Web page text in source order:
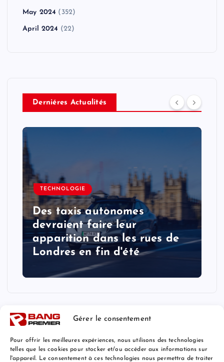
Gérer le consentement
Pour offrir les meilleures expériences, nous utilisons des technologies
telles que les cookies pour stocker et/ou accéder aux informations sur
l'appareil. Le consentement à ces technologies nous permettra de traiter
May 2024 (352)
April 2024 (22)
Derniéres Actualités
TECHNOLOGIE
Des taxis autonomes
devraient faire leur
apparition dans les rues de
Londres en fin d'été
Mentions Légales